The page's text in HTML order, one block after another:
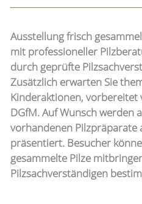
Ausstellung frisch
mit professioneller
durch geprüfte
Zusätzlich erwarten Sie
Kinderaktionen, vorbereitet
DGfM. Auf Wunsch werden
vorhandenen Pilzpräparate
präsentiert. Besucher
gesammelte Pilze
Pilzsachverständigen